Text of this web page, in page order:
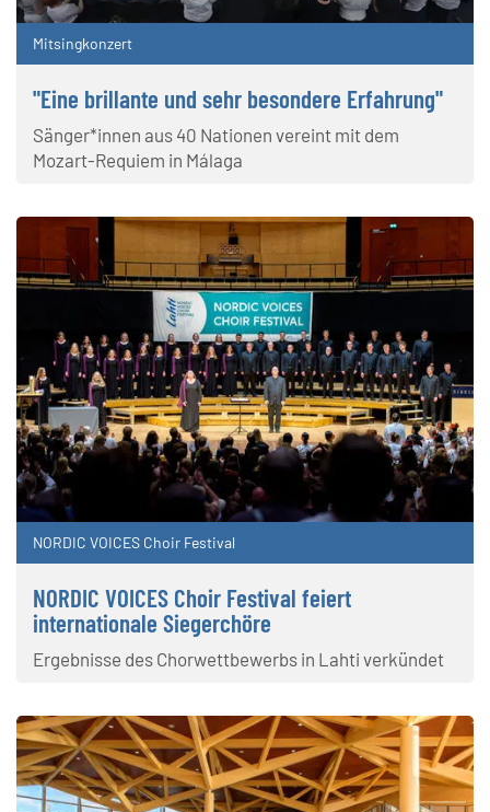
Mitsingkonzert
"Eine brillante und sehr besondere Erfahrung"
Sänger*innen aus 40 Nationen vereint mit dem
Mozart-Requiem in Málaga
NORDIC VOICES Choir Festival
NORDIC VOICES Choir Festival feiert
internationale Siegerchöre
Ergebnisse des Chorwettbewerbs in Lahti verkündet